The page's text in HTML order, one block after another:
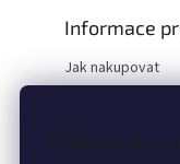
Můžeme si u
Informace
Jak nakupovat
Reklamace